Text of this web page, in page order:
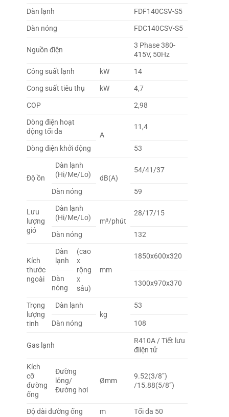
Dàn lạnh
FDF140CSV-S5
Dàn nóng
FDC140CSV-S5
Nguồn điện
3 Phase 380-
415V, 50Hz
Công suất lạnh
kW
14
Cong suất tiêu thụ
kW
4,7
COP
2,98
Dòng điện hoạt
động tối đa
A
11,4
Dòng điện khởi động 53
Độ ồn
Dàn lạnh
(Hi/Me/Lo)
dB(A)
54/41/37
Dàn nóng 59
Lưu
lượng
gió
Dàn lạnh
(Hi/Me/Lo)
m³/phút
28/17/15
Dàn nóng 132
Kích
thước
ngoài
Dàn
lạnh
(cao
x
rộng
x
sâu)
mm
1850x600x320
Dàn
nóng
1300x970x370
Trọng
lượng
tịnh
Dàn lạnh
kg
53
Dàn nóng 108
Gas lạnh
R410A / Tiết lưu
điiện tử
Kích
cỡ
đường
ống
Đường
lỏng/
Đường hơi
Ømm
9.52(3/8”)
/15.88(5/8”)
Độ dài đường ống m
Tối đa 50